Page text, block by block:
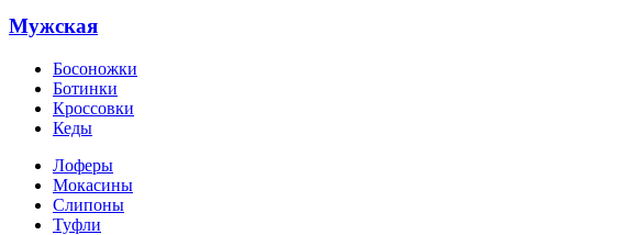
Мужская
Босоножки
Ботинки
Кроссовки
Кеды
Лоферы
Мокасины
Слипоны
Туфли